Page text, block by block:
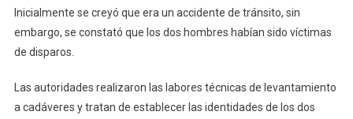
Inicialmente se creyó que era un accidente de tránsito, sin
embargo, se constató que los dos hombres habían sido víctimas
de disparos.
Las autoridades realizaron las labores técnicas de levantamiento
a cadáveres y tratan de establecer las identidades de los dos